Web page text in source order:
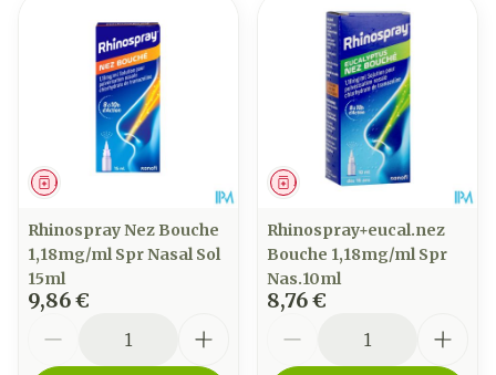
Médicament
Rhinospray Nez Bouche
1,18mg/ml Spr Nasal Sol
15ml
9,86 €
Médicament
Rhinospray+eucal.nez
Bouche 1,18mg/ml Spr
Nas.10ml
8,76 €